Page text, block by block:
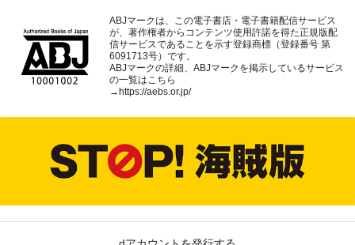
ABJマークは、この電子書店・電子書籍配信サービス
が、著作権者からコンテンツ使用許諾を得た正規版配
信サービスであることを示す登録商標（登録番号 第
6091713号）です。
ABJマークの詳細、ABJマークを掲示しているサービス
の一覧はこちら
→ https://aebs.or.jp/